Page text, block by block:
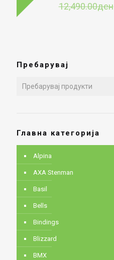
12,490.00ден
Пребарувај
Главна категорија
Alpina
AXA Stenman
Basil
Bells
Bindings
Blizzard
BMX